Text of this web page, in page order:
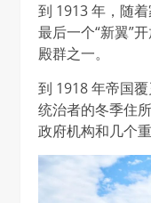
到 1913 年，随
最后一个“新翼”
殿群之一。
到 1918 年帝国
统治者的冬季住
政府机构和几个